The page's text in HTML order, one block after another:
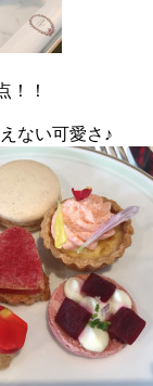
！！
ない可愛さ♪